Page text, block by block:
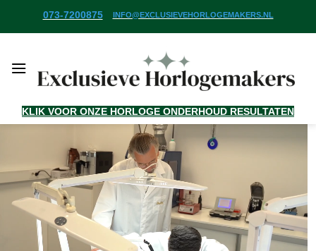
073-7200875 INFO@EXCLUSIEVEHORLOGEMAKERS.NL
KLIK VOOR ONZE HORLOGE ONDERHOUD RESULTATEN